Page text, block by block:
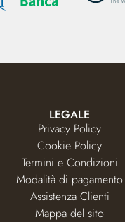
LEGALE
Privacy Policy
Cookie Policy
Termini e Condizioni
Modalità di pagamento
Assistenza Clienti
Mappa del sito